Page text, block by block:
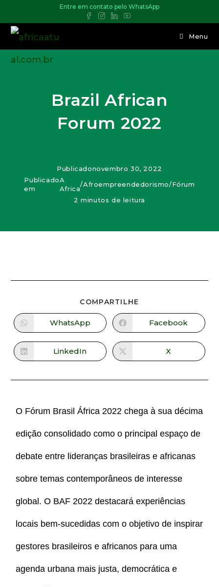
Entre em contato pelo WhatsApp
Menu
Brazil African
Forum 2022
Publicadonovembro 30, 2022
Publicado
em
A
Africa
/Afroempreendedorismo/Fórum
2 minutos de leitura
COMPARTILHE
WhatsApp Facebook
LinkedIn X
O Fórum Brasil África 2022 chega à sua décima
edição consolidado como o principal espaço de
debate entre lideranças brasileiras e africanas
sobre temas contemporâneos de interesse
global. O BAF 2022 destacará experiências
locais bem-sucedidas com o objetivo de inspirar
gestores brasileiros e africanos para uma
agenda urbana mais justa, democrática e